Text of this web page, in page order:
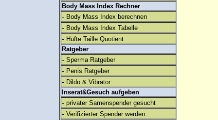
Body Mass Index Rechner
- Body Mass Index berechnen
- Body Mass Index Tabelle
- Hüfte Taille Quotient
Ratgeber
- Sperma Ratgeber
- Penis Ratgeber
- Dildo & Vibrator
Inserat&Gesuch aufgeben
- privater Samenspender gesucht
- Verifizierter Spender werden